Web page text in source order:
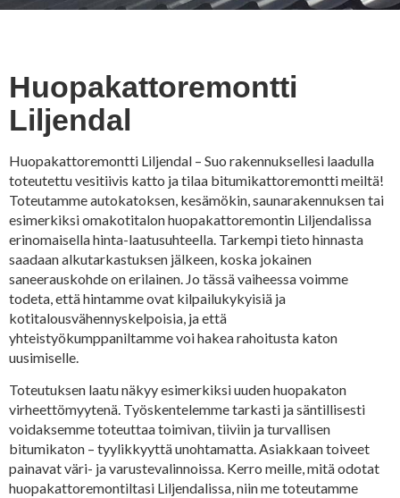
Huopakattoremontti
Liljendal
Huopakattoremontti Liljendal – Suo rakennuksellesi laadulla
toteutettu vesitiivis katto ja tilaa bitumikattoremontti meiltä!
Toteutamme autokatoksen, kesämökin, saunarakennuksen tai
esimerkiksi omakotitalon huopakattoremontin Liljendalissa
erinomaisella hinta-laatusuhteella. Tarkempi tieto hinnasta
saadaan alkutarkastuksen jälkeen, koska jokainen
saneerauskohde on erilainen. Jo tässä vaiheessa voimme
todeta, että hintamme ovat kilpailukykyisiä ja
kotitalousvähennyskelpoisia, ja että
yhteistyökumppaniltamme voi hakea rahoitusta katon
uusimiselle.
Toteutuksen laatu näkyy esimerkiksi uuden huopakaton
virheettömyytenä. Työskentelemme tarkasti ja säntillisesti
voidaksemme toteuttaa toimivan, tiiviin ja turvallisen
bitumikaton – tyylikkyyttä unohtamatta. Asiakkaan toiveet
painavat väri- ja varustevalinnoissa. Kerro meille, mitä odotat
huopakattoremontiltasi Liljendalissa, niin me toteutamme